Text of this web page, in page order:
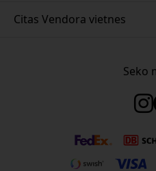
Citas Vendora vietnes
www.pipetto.se
Seko